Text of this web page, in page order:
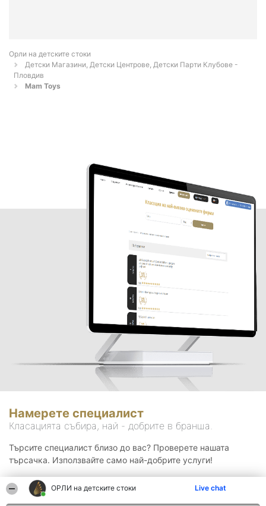
ОРЛИ на детските стоки Live chat
Орли на детските стоки
Детски Магазини, Детски Центрове, Детски Парти Клубове -
Пловдив
Mam Toys
Намерете специалист
Класацията събира, най - добрите в бранша.
Търсите специалист близо до вас? Проверете нашата
търсачка. Използвайте само най-добрите услуги!